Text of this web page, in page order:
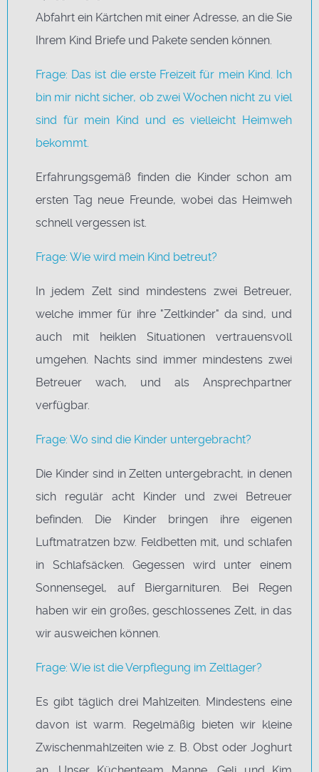
Abfahrt ein Kärtchen mit einer Adresse, an die Sie
Ihrem Kind Briefe und Pakete senden können.
Frage: Das ist die erste Freizeit für mein Kind. Ich
bin mir nicht sicher, ob zwei Wochen nicht zu viel
sind für mein Kind und es vielleicht Heimweh
bekommt.
Erfahrungsgemäß finden die Kinder schon am
ersten Tag neue Freunde, wobei das Heimweh
schnell vergessen ist.
Frage: Wie wird mein Kind betreut?
In jedem Zelt sind mindestens zwei Betreuer,
welche immer für ihre "Zeltkinder" da sind, und
auch mit heiklen Situationen vertrauensvoll
umgehen. Nachts sind immer mindestens zwei
Betreuer wach, und als Ansprechpartner
verfügbar.
Frage: Wo sind die Kinder untergebracht?
Die Kinder sind in Zelten untergebracht, in denen
sich regulär acht Kinder und zwei Betreuer
befinden. Die Kinder bringen ihre eigenen
Luftmatratzen bzw. Feldbetten mit, und schlafen
in Schlafsäcken. Gegessen wird unter einem
Sonnensegel, auf Biergarnituren. Bei Regen
haben wir ein großes, geschlossenes Zelt, in das
wir ausweichen können.
Frage: Wie ist die Verpflegung im Zeltlager?
Es gibt täglich drei Mahlzeiten. Mindestens eine
davon ist warm. Regelmäßig bieten wir kleine
Zwischenmahlzeiten wie z. B. Obst oder Joghurt